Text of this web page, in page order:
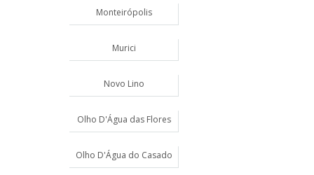
Monteirópolis
Murici
Novo Lino
Olho D'Água das Flores
Olho D'Água do Casado